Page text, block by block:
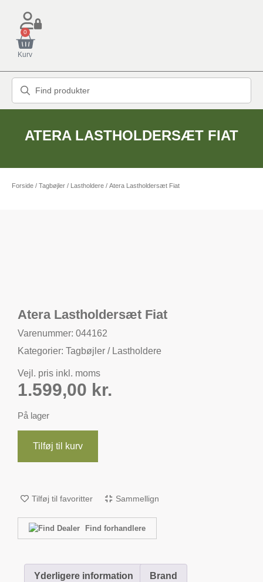
0
Kurv
ATERA LASTHOLDERSÆT FIAT
Forside / Tagbøjler / Lastholdere / Atera Lastholdersæt Fiat
Atera Lastholdersæt Fiat
Varenummer: 044162
Kategorier: Tagbøjler / Lastholdere
Vejl. pris inkl. moms
1.599,00 kr.
På lager
Tilføj til kurv
Tilføj til favoritter Sammellign
Find forhandlere
Yderligere information Brand